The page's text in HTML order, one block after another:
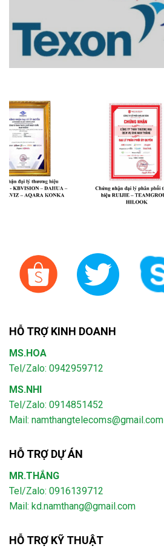
HỖ TRỢ KINH DOANH
MS.HOA
Tel/Zalo: 0942959712
MS.NHI
Tel/Zalo: 0914851452
Mail: namthangtelecoms@gmail.com
HỖ TRỢ DỰ ÁN
MR.THẮNG
Tel/Zalo: 0916139712
Mail: kd.namthang@gmail.com
HỖ TRỢ KỸ THUẬT